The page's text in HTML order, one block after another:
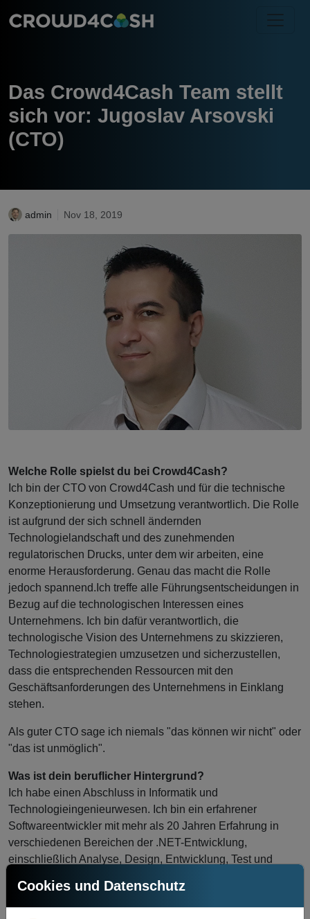
Das Crowd4Cash Team stellt
sich vor: Jugoslav Arsovski
(CTO)
admin Nov 18, 2019
Welche Rolle spielst du bei Crowd4Cash?
Ich bin der CTO von Crowd4Cash und für die technische
Konzeptionierung und Umsetzung verantwortlich. Die Rolle
ist aufgrund der sich schnell ändernden
Technologielandschaft und des zunehmenden
regulatorischen Drucks, unter dem wir arbeiten, eine
enorme Herausforderung. Genau das macht die Rolle
jedoch spannend.Ich treffe alle Führungsentscheidungen in
Bezug auf die technologischen Interessen eines
Unternehmens. Ich bin dafür verantwortlich, die
technologische Vision des Unternehmens zu skizzieren,
Technologiestrategien umzusetzen und sicherzustellen,
dass die entsprechenden Ressourcen mit den
Geschäftsanforderungen des Unternehmens in Einklang
stehen.
Als guter CTO sage ich niemals "das können wir nicht" oder
"das ist unmöglich".
Was ist dein beruflicher Hintergrund?
Ich habe einen Abschluss in Informatik und
Technologieingenieurwesen. Ich bin ein erfahrener
Softwareentwickler mit mehr als 20 Jahren Erfahrung in
verschiedenen Bereichen der .NET-Entwicklung,
einschließlich Analyse, Design, Entwicklung, Test und
Services und mobilen Lösungen. In den letzten zwei
Jahrzehnten hatte ich die Gelegenheit, das unvergleichliche
Cookies und Datenschutz